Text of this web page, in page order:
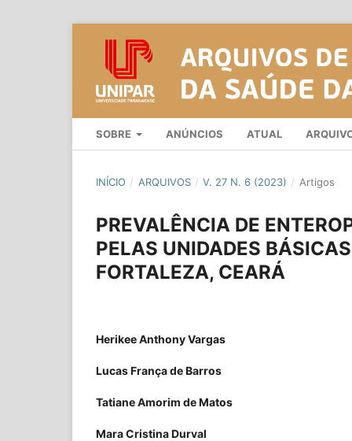
SOBRE ANÚNCIOS ATUAL
INÍCIO / ARQUIVOS / V. 27 N. 6 (2023) / Artigos
PREVALÊNCIA DE
PELAS UNIDADES
FORTALEZA, CEARÁ
Herikee Anthony Vargas
Lucas França de Barros
Tatiane Amorim de Matos
Mara Cristina Durval